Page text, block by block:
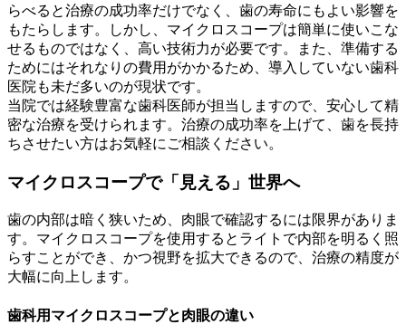
らべると治療の成功率だけでなく、歯の寿命にもよい影響を
もたらします。しかし、マイクロスコープは簡単に使いこな
せるものではなく、高い技術力が必要です。また、準備する
ためにはそれなりの費用がかかるため、導入していない歯科
医院も未だ多いのが現状です。
当院では経験豊富な歯科医師が担当しますので、安心して精
密な治療を受けられます。治療の成功率を上げて、歯を長持
ちさせたい方はお気軽にご相談ください。
マイクロスコープで「見える」世界へ
歯の内部は暗く狭いため、肉眼で確認するには限界がありま
す。マイクロスコープを使用するとライトで内部を明るく照
らすことができ、かつ視野を拡大できるので、治療の精度が
大幅に向上します。
歯科用マイクロスコープと肉眼の違い